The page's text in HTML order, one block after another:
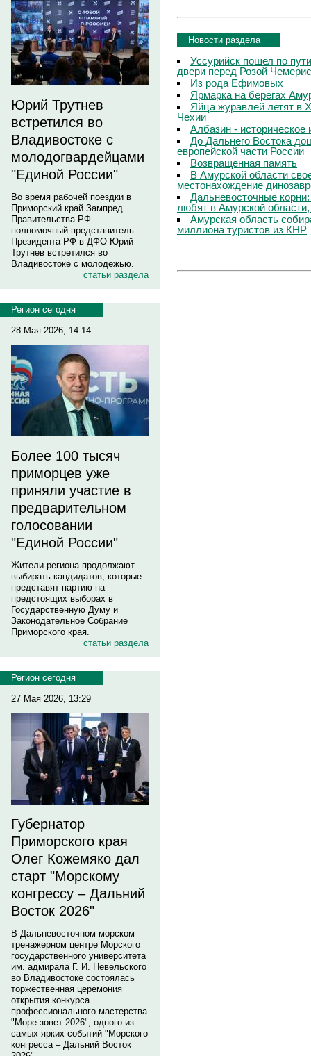
Юрий Трутнев
встретился во
Владивостоке с
молодогвардейцами
"Единой России"
Во время рабочей поездки в
Приморский край Зампред
Правительства РФ –
полномочный представитель
Президента РФ в ДФО Юрий
Трутнев встретился во
Владивостоке с молодежью.
статьи раздела
Регион сегодня
28 Мая 2026, 14:14
Более 100 тысяч
приморцев уже
приняли участие в
предварительном
голосовании
"Единой России"
Жители региона продолжают
выбирать кандидатов, которые
представят партию на
предстоящих выборах в
Государственную Думу и
Законодательное Собрание
Приморского края.
статьи раздела
Регион сегодня
27 Мая 2026, 13:29
Губернатор
Приморского края
Олег Кожемяко дал
старт "Морскому
конгрессу – Дальний
Восток 2026"
В Дальневосточном морском
тренажерном центре Морского
государственного университета
им. адмирала Г. И. Невельского
во Владивостоке состоялась
торжественная церемония
открытия конкурса
профессионального мастерства
"Море зовет 2026", одного из
самых ярких событий "Морского
конгресса – Дальний Восток
Новости раздела
Уссурийск пошел по
двери перед Розой Чемерис
Из рода Ефимовых
Ярмарка на берегах
Яйца журавлей летят в
Чехии
Албазин - историческое
До Дальнего Востока
европейской части России
Возвращенная память
В Амурской области
местонахождение
Дальневосточные
любят в Амурской
Амурская область
миллиона туристов из КНР